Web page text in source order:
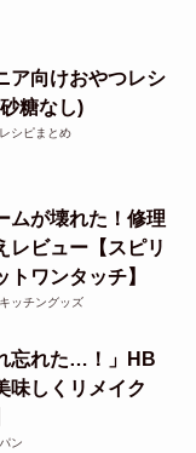
ア向けおやつレシ
糖なし)
レシピまとめ
ムが壊れた！修理
レビュー【スピリ
ワンタッチ】
キッチングッズ
忘れた…！」HB
味しくリメイク
パン